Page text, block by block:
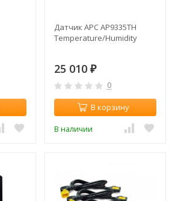
Датчик APC AP9335TH
Temperature/Humidity
25 010 ₽
0
В корзину
В наличии